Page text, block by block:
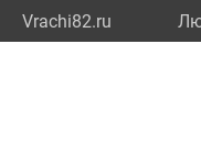
Vrachi82.ru